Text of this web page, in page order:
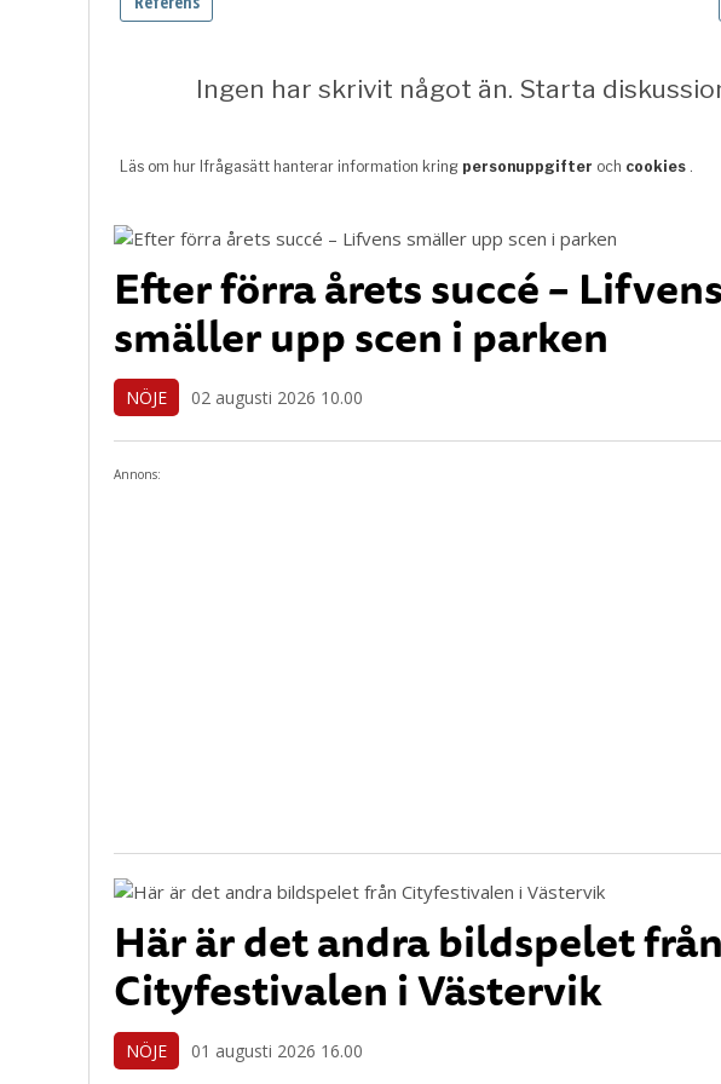
Efter förra årets succé –
smäller upp scen i parken
NÖJE 02 augusti 2026 10.00
Annons:
Här är det andra bildspelet
Cityfestivalen i Västervik
NÖJE 01 augusti 2026 16.00